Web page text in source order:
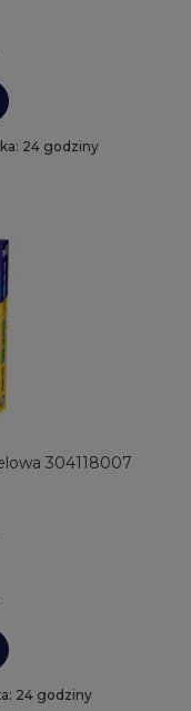
24 godziny
304118007
24 godziny